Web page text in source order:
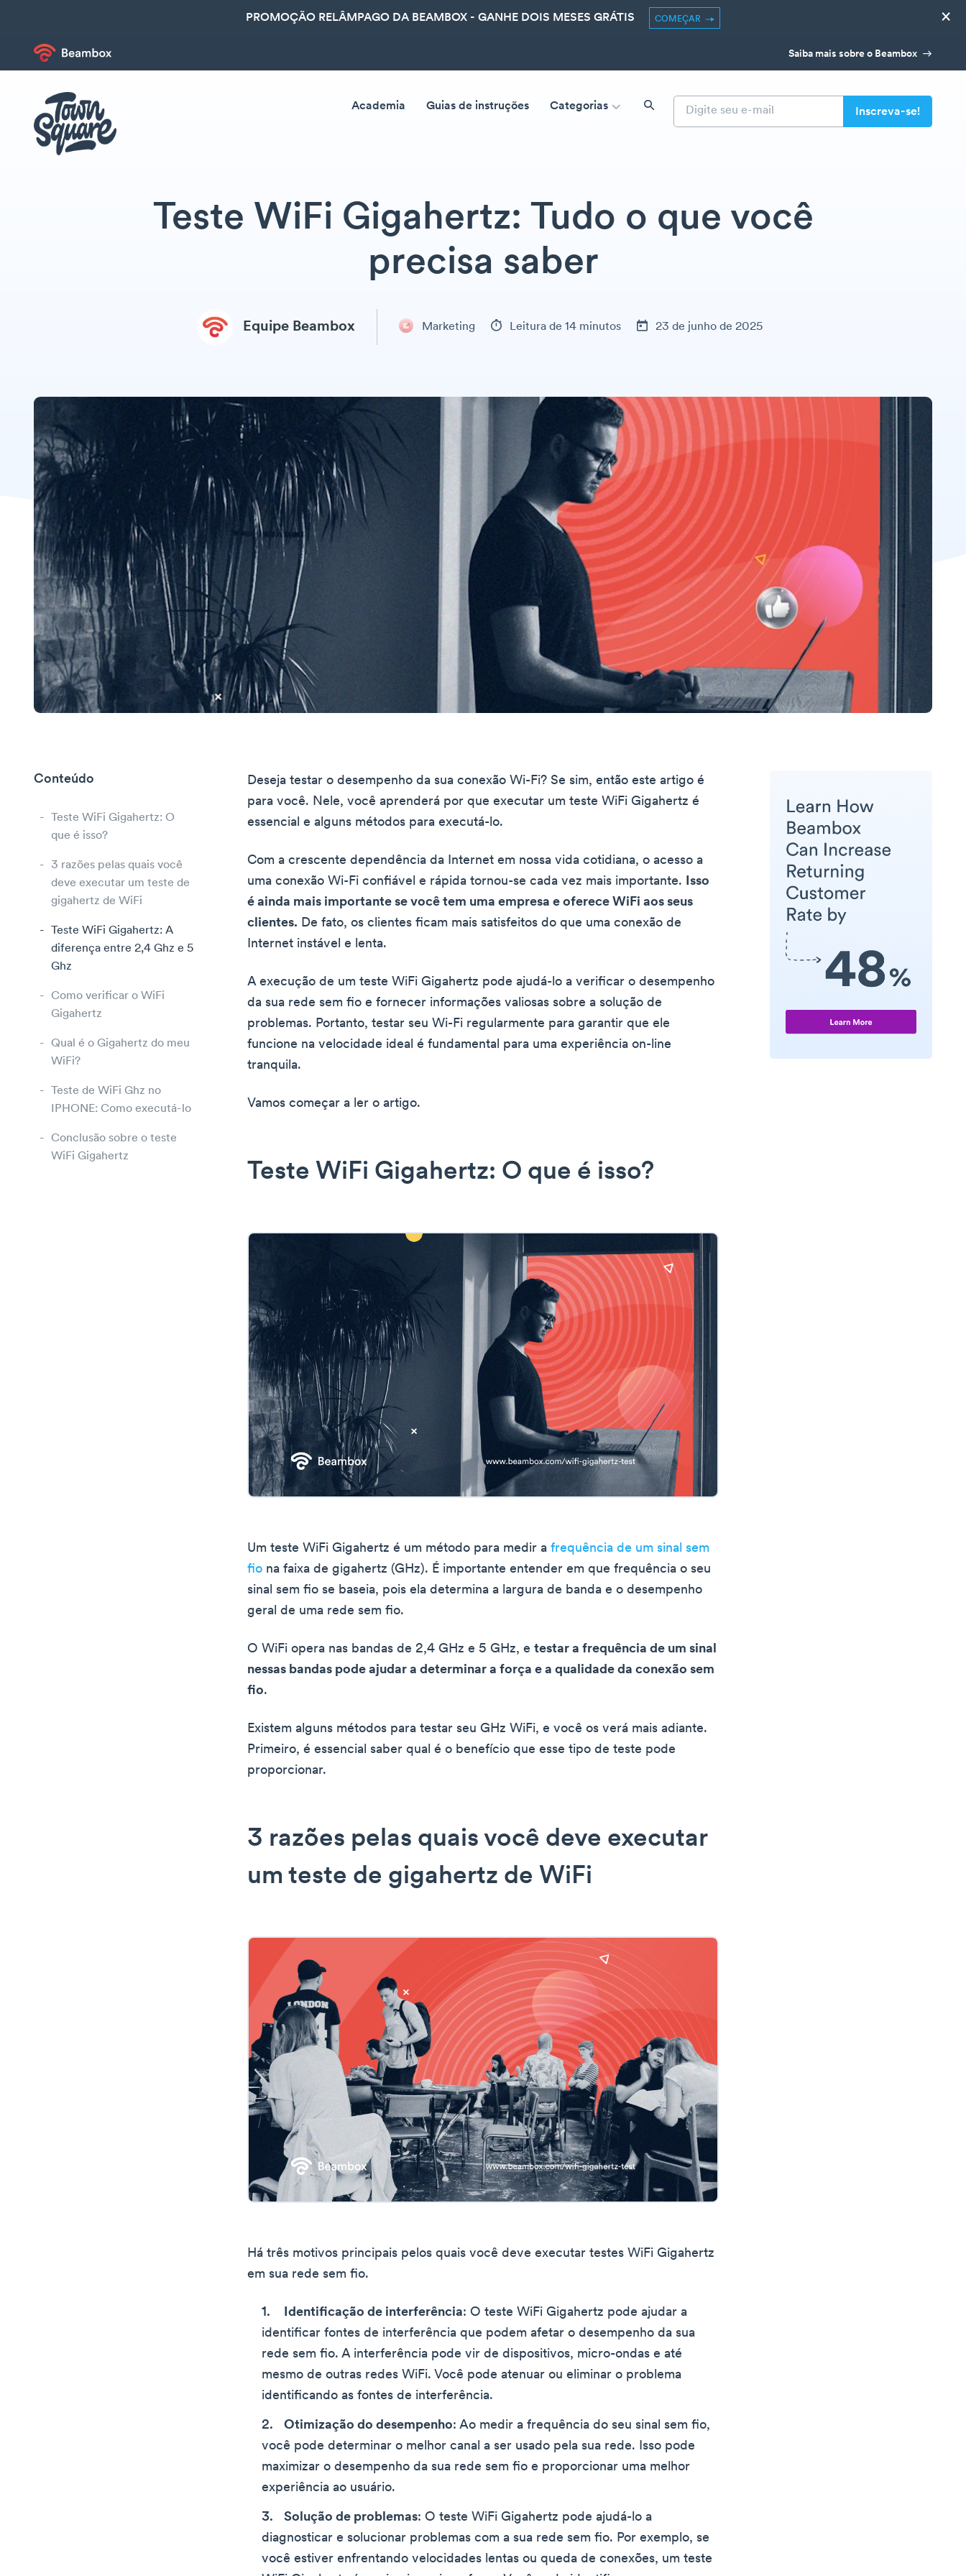
PROMOÇÃO RELÂMPAGO DA BEAMBOX - GANHE DOIS MESES GRÁTIS COMEÇAR ×
Saiba mais sobre o Beambox
Academia Guias de instruções Categorias
Teste WiFi Gigahertz: Tudo o que você
precisa saber
Equipe Beambox Marketing Leitura de 14 minutos 23 de junho de 2025
Conteúdo
Teste WiFi Gigahertz: O
que é isso?
3 razões pelas quais você
deve executar um teste de
gigahertz de WiFi
Teste WiFi Gigahertz: A
diferença entre 2,4 Ghz e 5
Ghz
Como verificar o WiFi
Gigahertz
Qual é o Gigahertz do meu
WiFi?
Teste de WiFi Ghz no
IPHONE: Como executá-lo
Conclusão sobre o teste
WiFi Gigahertz
Deseja testar o desempenho da sua conexão Wi-Fi? Se sim, então este artigo é
para você. Nele, você aprenderá por que executar um teste WiFi Gigahertz é
essencial e alguns métodos para executá-lo.
Com a crescente dependência da Internet em nossa vida cotidiana, o acesso a
uma conexão Wi-Fi confiável e rápida tornou-se cada vez mais importante.
Isso
é ainda mais importante se você tem uma empresa e oferece WiFi aos seus
clientes. De fato, os clientes ficam mais satisfeitos do que uma conexão de
Internet instável e lenta.
A execução de um teste WiFi Gigahertz pode ajudá-lo a verificar o desempenho
da sua rede sem fio e fornecer informações valiosas sobre a solução de
problemas. Portanto, testar seu Wi-Fi regularmente para garantir que ele
funcione na velocidade ideal é fundamental para uma experiência on-line
tranquila.
Vamos começar a ler o artigo.
Teste WiFi Gigahertz: O que é isso?
Um teste WiFi Gigahertz é um método para medir a frequência de um sinal sem
fio na faixa de gigahertz (GHz). É importante entender em que frequência o seu
sinal sem fio se baseia, pois ela determina a largura de banda e o desempenho
geral de uma rede sem fio.
O WiFi opera nas bandas de 2,4 GHz e 5 GHz, e testar a frequência de um sinal
nessas bandas pode ajudar a determinar a força e a qualidade da conexão sem
fio.
Existem alguns métodos para testar seu GHz WiFi, e você os verá mais adiante.
Primeiro, é essencial saber qual é o benefício que esse tipo de teste pode
proporcionar.
3 razões pelas quais você deve executar
um teste de gigahertz de WiFi
Há três motivos principais pelos quais você deve executar testes WiFi Gigahertz
em sua rede sem fio.
Identificação de interferência: O teste WiFi Gigahertz pode ajudar a
identificar fontes de interferência que podem afetar o desempenho da sua
rede sem fio. A interferência pode vir de dispositivos, micro-ondas e até
mesmo de outras redes WiFi. Você pode atenuar ou eliminar o problema
identificando as fontes de interferência.
Otimização do desempenho: Ao medir a frequência do seu sinal sem fio,
você pode determinar o melhor canal a ser usado pela sua rede. Isso pode
maximizar o desempenho da sua rede sem fio e proporcionar uma melhor
experiência ao usuário.
Solução de problemas: O teste WiFi Gigahertz pode ajudá-lo a
diagnosticar e solucionar problemas com a sua rede sem fio. Por exemplo, se
você estiver enfrentando velocidades lentas ou queda de conexões, um teste